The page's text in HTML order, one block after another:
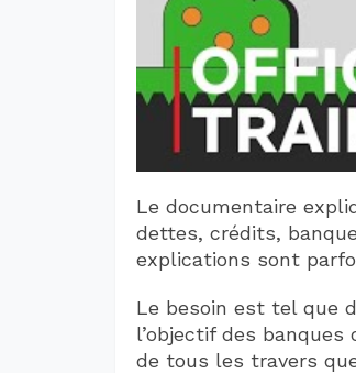
Le documentaire
dettes, crédits,
explications sont
Le besoin est tel que
l’objectif des
de tous les travers